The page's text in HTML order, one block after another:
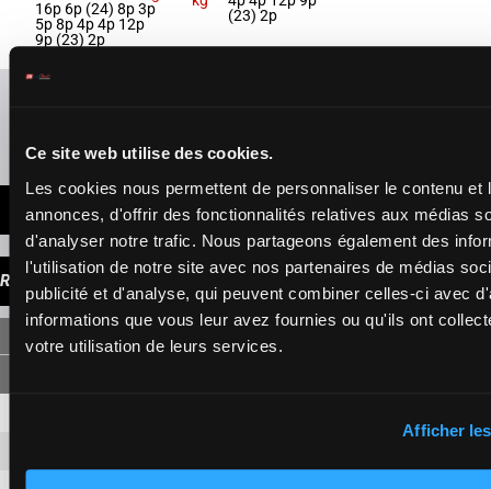
Ce site web utilise des cookies.
Les cookies nous permettent de personnaliser le contenu et
annonces, d'offrir des fonctionnalités relatives aux médias
d'analyser notre trafic. Nous partageons également des
l'utilisation de notre site avec nos partenaires de médias
publicité et d'analyse, qui peuvent combiner celles-ci avec
informations que vous leur avez fournies ou qu'ils ont
votre utilisation de leurs services.
Afficher
16p 6p (24) 8p 3p
5p 8p 4p 4p 12p
9p (23) 2p
(23) 2p
DERNIÈRES MINUTES
RAPPORTS